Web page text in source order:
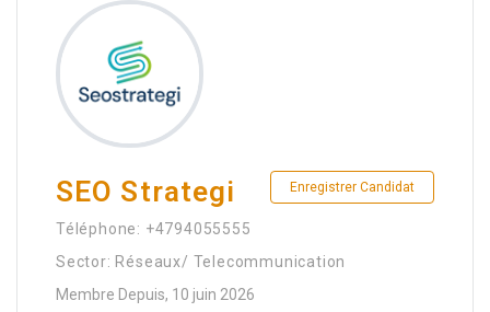
Enregistrer Candidat
SEO Strategi
Téléphone: +4794055555
Sector: Réseaux/ Telecommunication
Membre Depuis, 10 juin 2026